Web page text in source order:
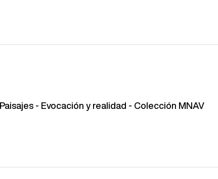
Paisajes - Evocación y realidad - Colección MNAV